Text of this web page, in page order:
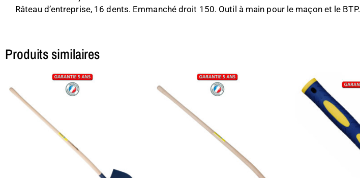
Râteau d’entreprise, 16 dents. Emmanché droit 150. Outil à main pour le maçon et le BTP.
Produits similaires